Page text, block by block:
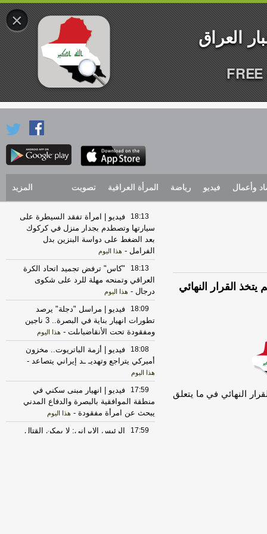
وأعمال فيديو رياضة المرأة العراقية تصويت المزيد
القرار النهائي
النهائي في ما يتعلق
18:13
فيديو | امرأة تفقد السيطرة على
سيارتها وتصطدم بجدار منزل في كركوك
بعد الضغط على دواسة البنزين بدل
الفرامل - هذا اليوم
18:13
"كاس" ترفض تجميد اتحاد الكرة
العراقي وتمنحه مهلة للرد على شكوى
درجال - هذا اليوم
18:09
فيديو | مراسل "دجلة" يرصد
تطورات انهيار بناية في البصرة.. 3 ناجين
ومفقودة تحت الأنقاضباىلت - هذا اليوم
18:08
فيديو | أزمة الباتريوت.. مخزون
أميركي يتراجع وتهديـ ـد إيراني يتصاعد -
هذا اليوم
17:59
فيديو | انهيار مبنى سكني في
منطقة الموافقية بالبصرة والدفاع المدني
يبحث عن امرأة مفقودة - هذا اليوم
17:59
الرئيس الإيراني: لا يمكن القتال
×